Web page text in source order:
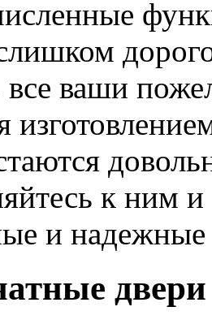
ваши
к ним
и
двери